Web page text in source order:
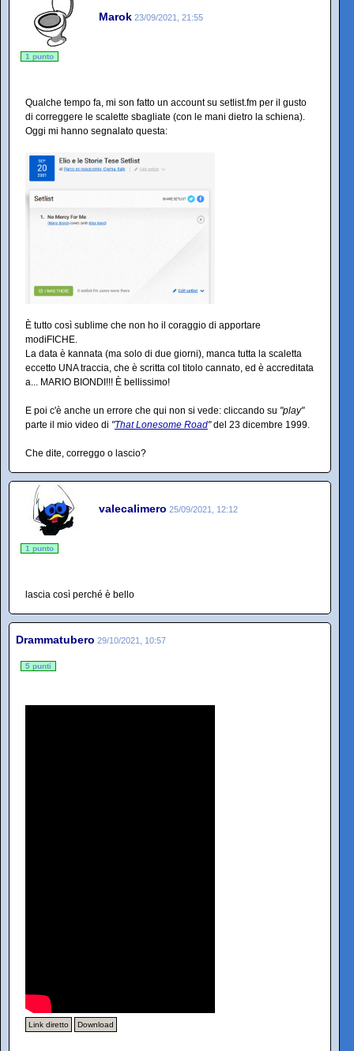
Marok 23/09/2021, 21:55
1 punto
Qualche tempo fa, mi son fatto un account su setlist.fm per il gusto
di correggere le scalette sbagliate (con le mani dietro la schiena).
Oggi mi hanno segnalato questa:
È tutto così sublime che non ho il coraggio di apportare
modiFICHE.
La data è kannata (ma solo di due giorni), manca tutta la scaletta
eccetto UNA traccia, che è scritta col titolo cannato, ed è accreditata
a... MARIO BIONDI!!! È bellissimo!
E poi c'è anche un errore che qui non si vede: cliccando su "play"
parte il mio video di "That Lonesome Road"del 23 dicembre 1999.
Che dite, correggo o lascio?
valecalimero 25/09/2021, 12:12
1 punto
lascia così perché è bello
Drammatubero 29/10/2021, 10:57
5 punti
Link diretto Download